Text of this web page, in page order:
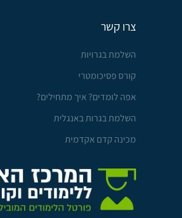
צרו קשר
השלמת בגרויות
קורס פסיכומטרי
אפה לומדים? איך מתחילים?
השלמת בגרות באנגלית
מכינה קדם אקדמית